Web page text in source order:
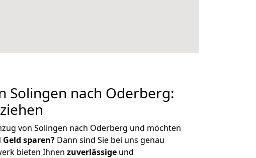
Solingen nach Oderberg:
von Solingen nach Oderberg und möchten
Geld sparen? Dann sind Sie bei uns genau
bieten Ihnen zuverlässige und